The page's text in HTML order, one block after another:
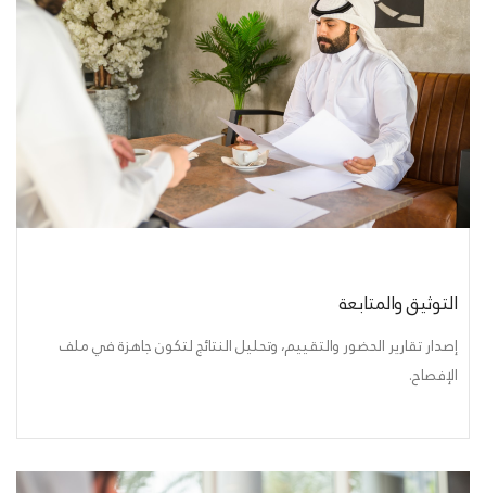
التوثيق والمتابعة
إصدار تقارير الحضور والتقييم، وتحليل النتائج لتكون جاهزة في ملف
الإفصاح.